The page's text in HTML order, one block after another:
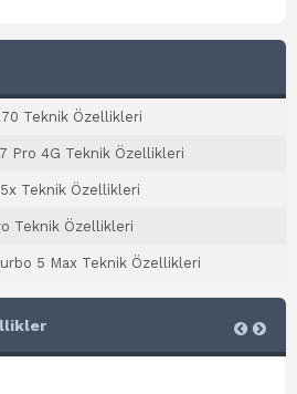
Teknik Özellikleri
Pro 4G Teknik Özellikleri
Teknik Özellikleri
Teknik Özellikleri
5 Max Teknik Özellikleri